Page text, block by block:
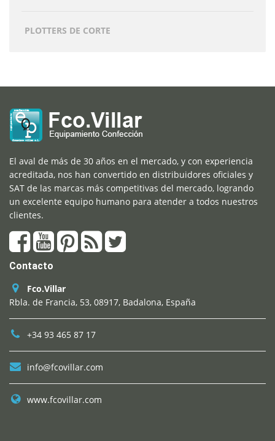
PLOTTERS DE CORTE
El aval de más de 30 años en el mercado, y con experiencia
acreditada, nos han convertido en distribuidores oficiales y
SAT de las marcas más competitivas del mercado, logrando
un excelente equipo humano para atender a todos nuestros
clientes.
Contacto
Fco.Villar
Rbla. de Francia, 53, 08917, Badalona, España
+34 93 465 87 17
info@fcovillar.com
www.fcovillar.com